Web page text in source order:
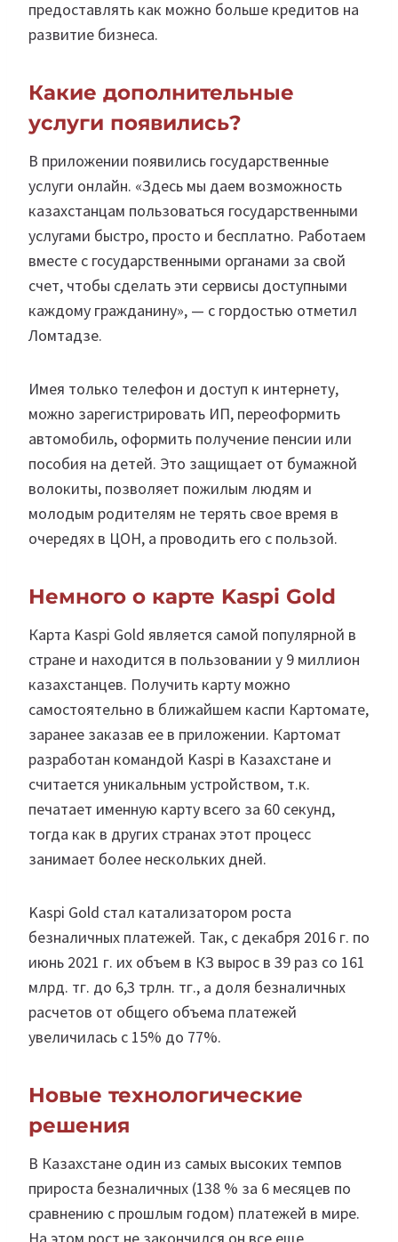
предоставлять как можно больше кредитов на
развитие бизнеса.
Какие дополнительные
услуги появились?
В приложении появились государственные
услуги онлайн. «Здесь мы даем возможность
казахстанцам пользоваться государственными
услугами быстро, просто и бесплатно. Работаем
вместе с государственными органами за свой
счет, чтобы сделать эти сервисы доступными
каждому гражданину», — с гордостью отметил
Ломтадзе.
Имея только телефон и доступ к интернету,
можно зарегистрировать ИП, переоформить
автомобиль, оформить получение пенсии или
пособия на детей. Это защищает от бумажной
волокиты, позволяет пожилым людям и
молодым родителям не терять свое время в
очередях в ЦОН, а проводить его с пользой.
Немного о карте Kaspi Gold
Карта Kaspi Gold является самой популярной в
стране и находится в пользовании у 9 миллион
казахстанцев. Получить карту можно
самостоятельно в ближайшем каспи Картомате,
заранее заказав ее в приложении. Картомат
разработан командой Kaspi в Казахстане и
считается уникальным устройством, т.к.
печатает именную карту всего за 60 секунд,
тогда как в других странах этот процесс
занимает более нескольких дней.
Kaspi Gold стал катализатором роста
безналичных платежей. Так, с декабря 2016 г. по
июнь 2021 г. их объем в КЗ вырос в 39 раз со 161
млрд. тг. до 6,3 трлн. тг., а доля безналичных
расчетов от общего объема платежей
увеличилась с 15% до 77%.
Новые технологические
решения
В Казахстане один из самых высоких темпов
прироста безналичных (138 % за 6 месяцев по
сравнению с прошлым годом) платежей в мире.